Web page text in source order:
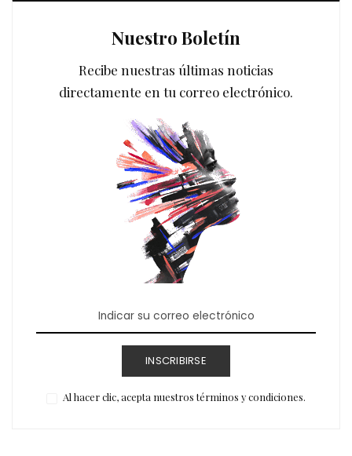
Nuestro Boletín
Recibe nuestras últimas noticias
directamente en tu correo electrónico.
INSCRIBIRSE
Al hacer clic, acepta nuestros términos y condiciones.